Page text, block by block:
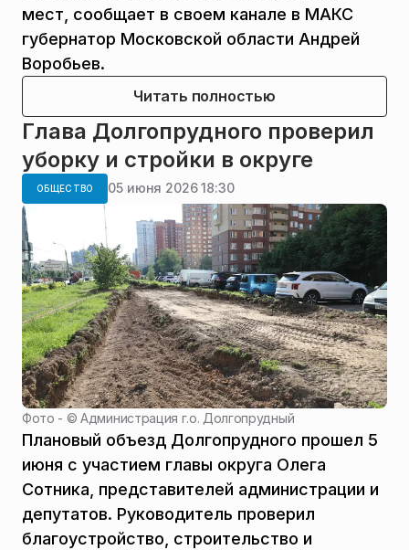
мест, сообщает в своем канале в МАКС
губернатор Московской области Андрей
Воробьев.
Читать полностью
Глава Долгопрудного проверил
уборку и стройки в округе
ОБЩЕСТВО 05 июня 2026 18:30
Фото - ©Администрация г.о. Долгопрудный
Плановый объезд Долгопрудного прошел 5
июня с участием главы округа Олега
Сотника, представителей администрации и
депутатов. Руководитель проверил
благоустройство, строительство и